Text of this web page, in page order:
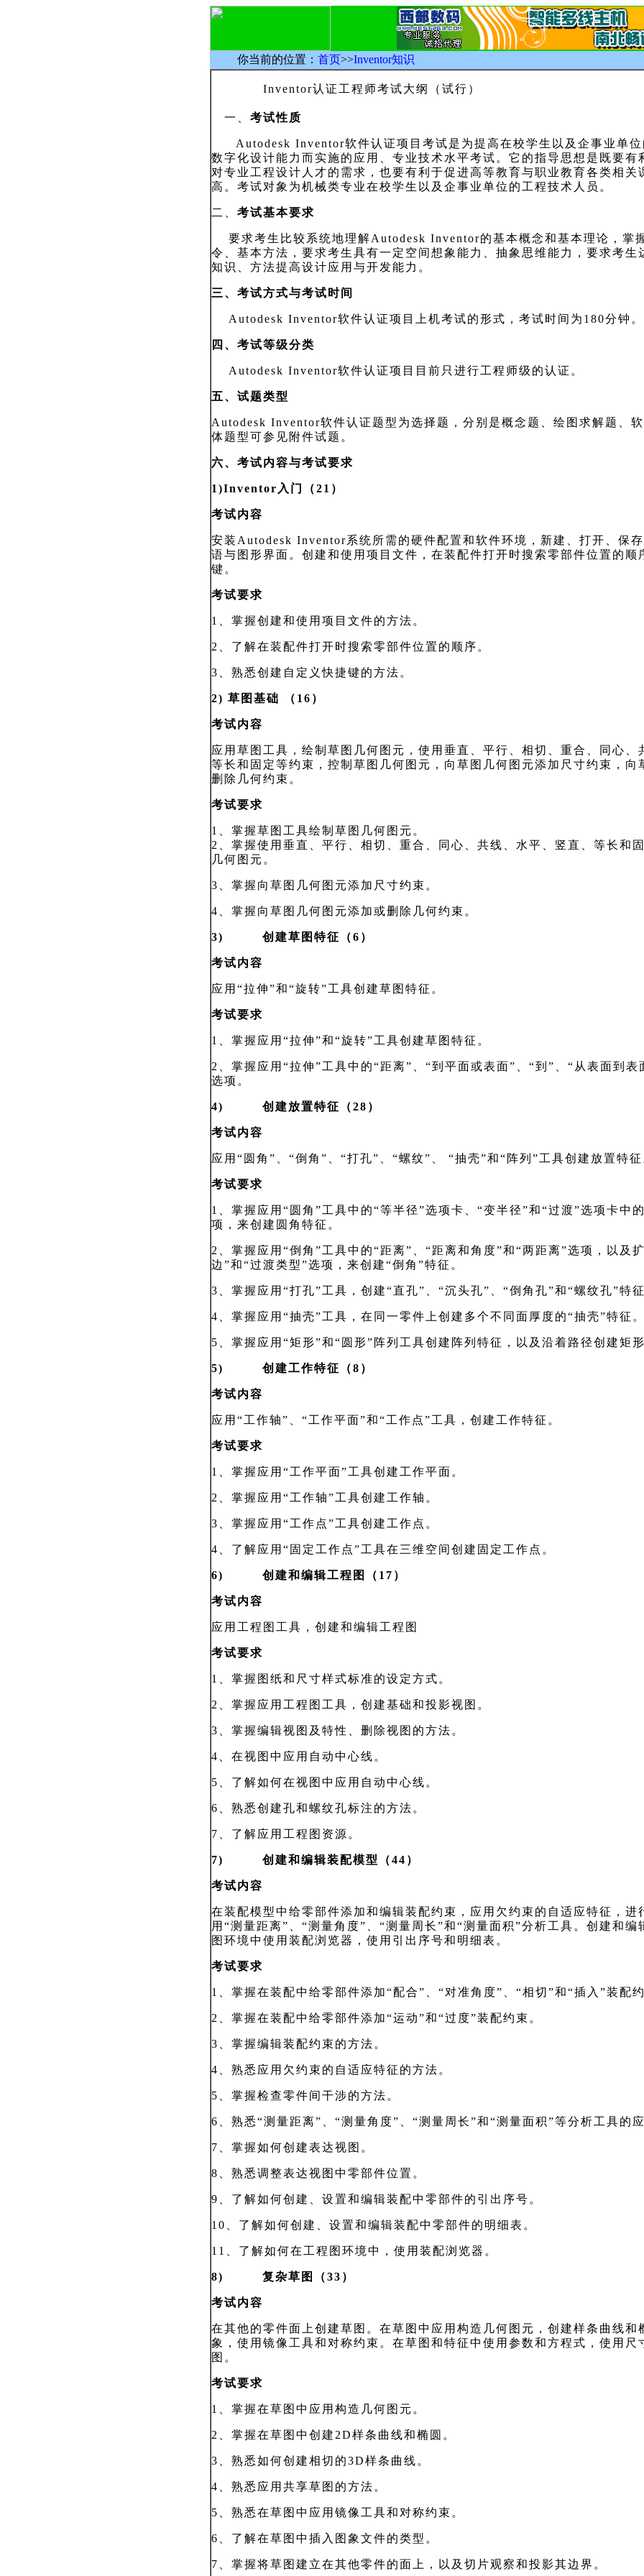
你当前的位置： 首页>>Inventor知识
Inventor认证工程师考试大纲（试行）
一、 考试性质
Autodesk Inventor软件认证项目考试是为提高在校学生以及企事业单
数字化设计能力而实施的应用、专业技术水平考试。它的指导思想是既要有
对专业工程设计人才的需求，也要有利于促进高等教育与职业教育各类相关
高。考试对象为机械类专业在校学生以及企事业单位的工程技术人员。
二、 考试基本要求
要求考生比较系统地理解Autodesk Inventor的基本概念和基本理论，掌
令、基本方法，要求考生具有一定空间想象能力、抽象思维能力，要求考生
知识、方法提高设计应用与开发能力。
三、考试方式与考试时间
Autodesk Inventor软件认证项目上机考试的形式，考试时间为 180分钟。
四、考试等级分类
Autodesk Inventor软件认证项目目前只进行工程师级的认证。
五、试题类型
Autodesk Inventor软件认证题型为选择题，分别是概念题、绘图求解题、
体题型可参见附件试题。
六、考试内容与考试要求
1)Inventor入门（21）
考试内容
安装 Autodesk Inventor系统所需的硬件配置和软件环境，新建、打开、保
语与图形界面。创建和使用项目文件，在装配件打开时搜索零部件位置的顺
键。
考试要求
1、掌握创建和使用项目文件的方法。
2 、了解在装配件打开时搜索零部件位置的顺序。
3 、熟悉创建自定义快捷键的方法。
2) 草图基础 （16）
考试内容
应用草图工具，绘制草图几何图元，使用垂直、平行、相切、重合、同心、
等长和固定等约束，控制草图几何图元，向草图几何图元添加尺寸约束，向
删除几何约束。
考试要求
1、掌握草图工具绘制草图几何图元。
2、掌握使用垂直、平行、相切、重合、同心、共线、水平、竖直、等长和
几何图元。
3、掌握向草图几何图元添加尺寸约束。
4、掌握向草图几何图元添加或删除几何约束。
3) 创建草图特征（6）
考试内容
应用“拉伸”和“旋转”工具创建草图特征。
考试要求
1、掌握应用“拉伸”和“旋转”工具创建草图特征。
2、掌握应用“拉伸”工具中的“距离”、“到平面或表面”、“到”、“从表面到表
选项。
4) 创建放置特征（28）
考试内容
应用“圆角”、“倒角”、“打孔”、“螺纹”、 “抽壳”和“阵列”工具创建放置特征
考试要求
1、掌握应用“圆角”工具中的“等半径”选项卡、“变半径”和“过渡”选项卡中
项，来创建圆角特征。
2、掌握应用“倒角”工具中的“距离”、“距离和角度”和“两距离”选项，以及
边”和“过渡类型”选项，来创建“倒角”特征。
3、掌握应用“打孔”工具，创建“直孔”、“沉头孔”、“倒角孔”和“螺纹孔”特征
4、掌握应用“抽壳”工具，在同一零件上创建多个不同面厚度的“抽壳”特征。
5、掌握应用“矩形”和“圆形”阵列工具创建阵列特征，以及沿着路径创建矩形
5) 创建工作特征（8）
考试内容
应用“工作轴”、“工作平面”和“工作点”工具，创建工作特征。
考试要求
1、掌握应用“工作平面”工具创建工作平面。
2、掌握应用“工作轴”工具创建工作轴。
3 、掌握应用“工作点”工具创建工作点。
4 、了解应用“固定工作点”工具在三维空间创建固定工作点。
6) 创建和编辑工程图（17）
考试内容
应用工程图工具，创建和编辑工程图
考试要求
1、掌握图纸和尺寸样式标准的设定方式。
2、掌握应用工程图工具，创建基础和投影视图。
3 、掌握编辑视图及特性、删除视图的方法。
4 、在视图中应用自动中心线。
5 、了解如何在视图中应用自动中心线。
6 、熟悉创建孔和螺纹孔标注的方法。
7 、了解应用工程图资源。
7) 创建和编辑装配模型（44）
考试内容
在装配模型中给零部件添加和编辑装配约束，应用欠约束的自适应特征，进
用“测量距离”、“测量角度”、“测量周长”和“测量面积”分析工具。创建和编
图环境中使用装配浏览器，使用引出序号和明细表。
考试要求
1、掌握在装配中给零部件添加“配合”、“对准角度”、“相切”和“插入”装配约
2、掌握在装配中给零部件添加“运动”和“过度”装配约束。
3 、掌握编辑装配约束的方法。
4 、熟悉应用欠约束的自适应特征的方法。
5 、掌握检查零件间干涉的方法。
6 、熟悉“测量距离”、“测量角度”、“测量周长”和“测量面积”等分析工具的应
7 、掌握如何创建表达视图。
8 、熟悉调整表达视图中零部件位置。
9 、了解如何创建、设置和编辑装配中零部件的引出序号。
10 、了解如何创建、设置和编辑装配中零部件的明细表。
11 、了解如何在工程图环境中，使用装配浏览器。
8) 复杂草图（33）
考试内容
在其他的零件面上创建草图。在草图中应用构造几何图元，创建样条曲线和
象，使用镜像工具和对称约束。在草图和特征中使用参数和方程式，使用尺
图。
考试要求
1、掌握在草图中应用构造几何图元。
2、掌握在草图中创建 2D样条曲线和椭圆。
3 、熟悉如何创建相切的3D样条曲线。
4 、熟悉应用共享草图的方法。
5 、熟悉在草图中应用镜像工具和对称约束。
6 、了解在草图中插入图象文件的类型。
7 、掌握将草图建立在其他零件的面上，以及切片观察和投影其边界。